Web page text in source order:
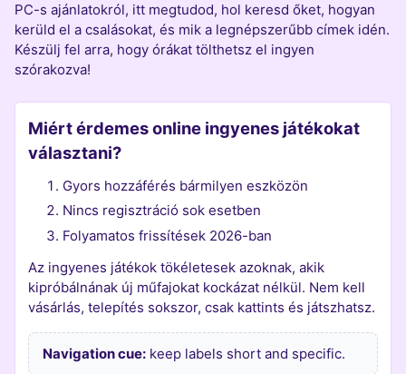
PC-s ajánlatokról, itt megtudod, hol keresd őket, hogyan
kerüld el a csalásokat, és mik a legnépszerűbb címek idén.
Készülj fel arra, hogy órákat tölthetsz el ingyen
szórakozva!
Miért érdemes online ingyenes játékokat
választani?
Gyors hozzáférés bármilyen eszközön
Nincs regisztráció sok esetben
Folyamatos frissítések 2026-ban
Az ingyenes játékok tökéletesek azoknak, akik
kipróbálnának új műfajokat kockázat nélkül. Nem kell
vásárlás, telepítés sokszor, csak kattints és játszhatsz.
Navigation cue:keep labels short and specific.